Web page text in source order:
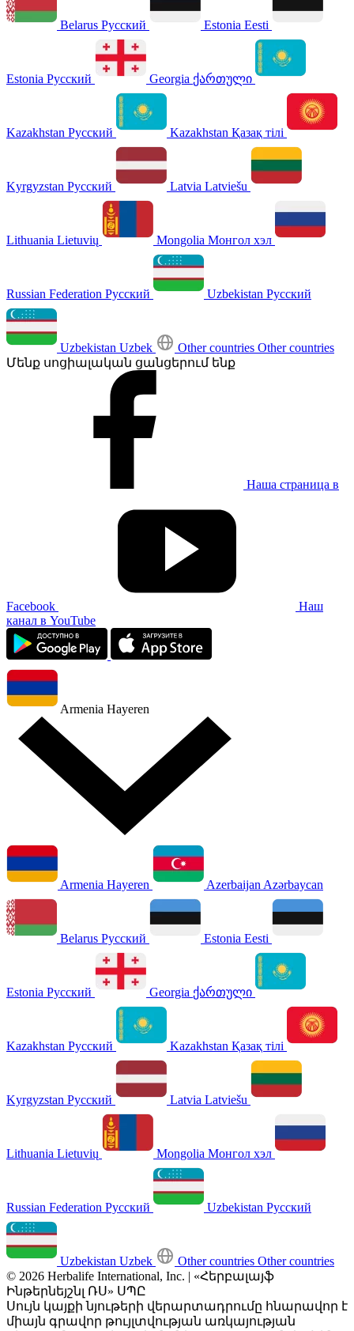
Belarus Русский Estonia Eesti
Estonia Русский Georgia ქართული
Kazakhstan Русский Kazakhstan Қазақ тілі
Kyrgyzstan Русский Latvia Latviešu
Lithuania Lietuvių Mongolia Монгол хэл
Russian Federation Русский Uzbekistan Русский
Uzbekistan Uzbek Other countries Other countries
Մենք սոցիալական ցանցերում ենք
Наша страница в
Facebook
Наш
канал в YouTube
Armenia Hayeren
Armenia Hayeren Azerbaijan Azərbaycan
Belarus Русский Estonia Eesti
Estonia Русский Georgia ქართული
Kazakhstan Русский Kazakhstan Қазақ тілі
Kyrgyzstan Русский Latvia Latviešu
Lithuania Lietuvių Mongolia Монгол хэл
Russian Federation Русский Uzbekistan Русский
Uzbekistan Uzbek Other countries Other countries
© 2026 Herbalife International, Inc. | «Հերբալայֆ
Ինթերնեյշնլ ՌՍ» ՍՊԸ
Սույն կայքի նյութերի վերարտադրումը հնարավոր է
միայն գրավոր թույլտվության առկայության